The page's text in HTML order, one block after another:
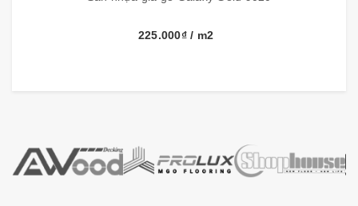
- Không cuốn mép, không mẻ cạnh, bao nứt
225.000₫/ m2